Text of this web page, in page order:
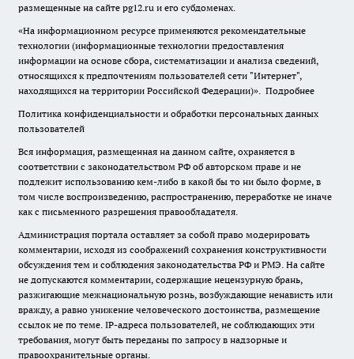
размещенные на сайте pg12.ru и его субдоменах.
«На информационном ресурсе применяются рекомендательные
технологии (информационные технологии предоставления
информации на основе сбора, систематизации и анализа сведений,
относящихся к предпочтениям пользователей сети "Интернет",
находящихся на территории Российской Федерации)». Подробнее
Политика конфиденциальности и обработки персональных данных
пользователей
Вся информация, размещенная на данном сайте, охраняется в
соответствии с законодательством РФ об авторском праве и не
подлежит использованию кем-либо в какой бы то ни было форме, в
том числе воспроизведению, распространению, переработке не иначе
как с письменного разрешения правообладателя.
Администрация портала оставляет за собой право модерировать
комментарии, исходя из соображений сохранения конструктивности
обсуждения тем и соблюдения законодательства РФ и РМЭ. На сайте
не допускаются комментарии, содержащие нецензурную брань,
разжигающие межнациональную рознь, возбуждающие ненависть или
вражду, а равно унижение человеческого достоинства, размещение
ссылок не по теме. IP-адреса пользователей, не соблюдающих эти
требования, могут быть переданы по запросу в надзорные и
правоохранительные органы.